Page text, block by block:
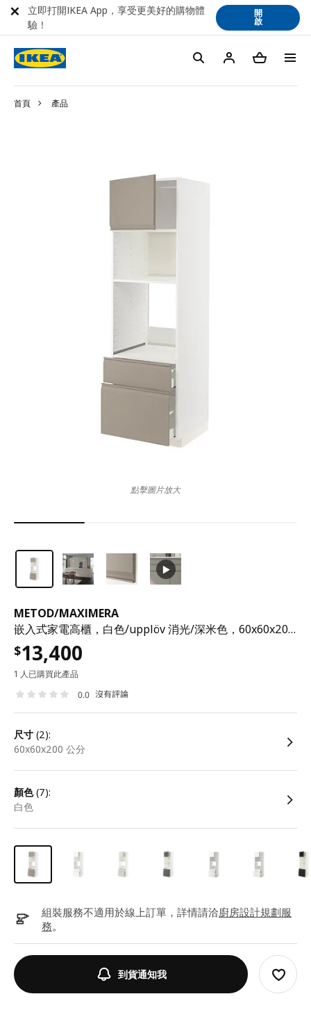
首頁 產品
METOD/MAXIMERA
嵌入式家電高櫃，白色/upplöv 消光/深米色，60x60x200 公分
$13,400
1 人已購買此產品
0.0 沒有評論
尺寸 (2):
60x60x200 公分
顏色(7):
白色
組裝服務不適用於線上訂單，詳情請洽廚房設計規劃服
務。
到貨通知我
點擊圖片放大
立即打開IKEA App，享受更美好的購物體
驗！
開
啟